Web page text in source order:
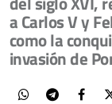
a Carlos V y
como la
invasión de